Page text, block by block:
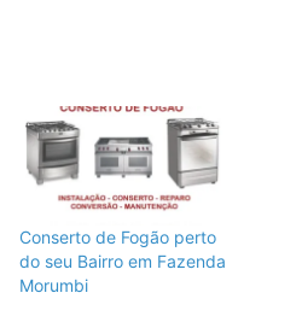
Conserto de Fogão perto
do seu Bairro em Fazenda
Morumbi